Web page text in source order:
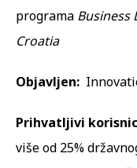
programa Business
Croatia
Objavljen:
Prihvatljivi
više od 25%